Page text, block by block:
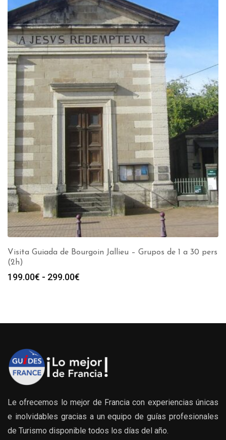
Visita Guiada de Bourgoin Jallieu – Grupos de 1 a 30 pers
(2h)
199.00€ - 299.00€
199.00€
Le ofrecemos lo mejor de Francia con experiencias únicas
e inolvidables gracias a un equipo de guías profesionales
de Turismo disponible todos los días del año.